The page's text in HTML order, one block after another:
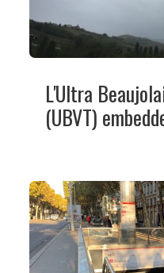
L'Ultra
(UBVT)